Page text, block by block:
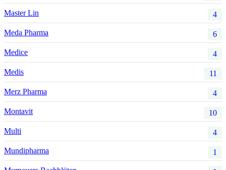
Master Lin 4
Meda Pharma 6
Medice 4
Medis 11
Merz Pharma 4
Montavit 10
Multi 4
Mundipharma 1